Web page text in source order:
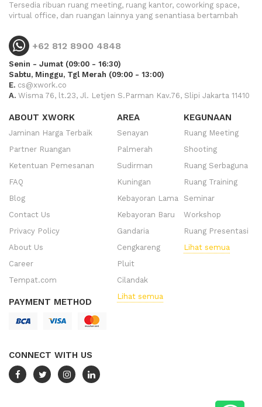
Tersedia ribuan ruang meeting, ruang kantor, coworking space,
virtual office, dan ruangan lainnya yang senantiasa bertambah
+62 812 8900 4848
Senin - Jumat (09:00 - 16:30)
Sabtu, Minggu, Tgl Merah (09:00 - 13:00)
E. cs@xwork.co
A. Wisma 76, lt.23, Jl. Letjen S.Parman Kav.76, Slipi Jakarta 11410
ABOUT XWORK
Jaminan Harga Terbaik
Partner Ruangan
Ketentuan Pemesanan
FAQ
Blog
Contact Us
Privacy Policy
About Us
Career
Tempat.com
PAYMENT METHOD
CONNECT WITH US
AREA
Senayan
Palmerah
Sudirman
Kuningan
Kebayoran Lama
Kebayoran Baru
Gandaria
Cengkareng
Pluit
Cilandak
Lihat semua
KEGUNAAN
Ruang Meeting
Shooting
Ruang Serbaguna
Ruang Training
Seminar
Workshop
Ruang Presentasi
Lihat semua